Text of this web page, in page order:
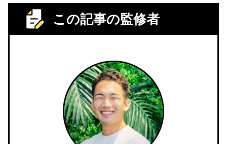
この記事の監修者